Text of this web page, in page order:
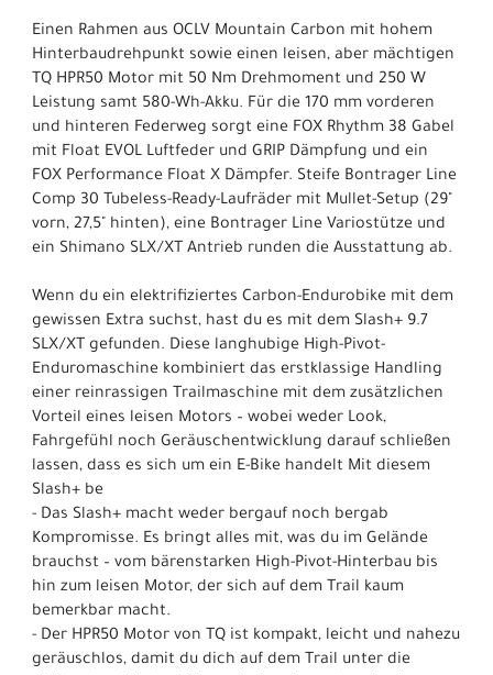
Einen Rahmen aus OCLV Mountain Carbon mit hohem
Hinterbaudrehpunkt sowie einen leisen, aber mächtigen
TQ HPR50 Motor mit 50 Nm Drehmoment und 250 W
Leistung samt 580-Wh-Akku. Für die 170 mm vorderen
und hinteren Federweg sorgt eine FOX Rhythm 38 Gabel
mit Float EVOL Luftfeder und GRIP Dämpfung und ein
FOX Performance Float X Dämpfer. Steife Bontrager Line
Comp 30 Tubeless-Ready-Laufräder mit Mullet-Setup (29"
vorn, 27,5" hinten), eine Bontrager Line Variostütze und
ein Shimano SLX/XT Antrieb runden die Ausstattung ab.
Wenn du ein elektrifiziertes Carbon-Endurobike mit dem
gewissen Extra suchst, hast du es mit dem Slash+ 9.7
SLX/XT gefunden. Diese langhubige High-Pivot-
Enduromaschine kombiniert das erstklassige Handling
einer reinrassigen Trailmaschine mit dem zusätzlichen
Vorteil eines leisen Motors – wobei weder Look,
Fahrgefühl noch Geräuschentwicklung darauf schließen
lassen, dass es sich um ein E-Bike handelt Mit diesem
Slash+ be
- Das Slash+ macht weder bergauf noch bergab
Kompromisse. Es bringt alles mit, was du im Gelände
brauchst – vom bärenstarken High-Pivot-Hinterbau bis
hin zum leisen Motor, der sich auf dem Trail kaum
bemerkbar macht.
- Der HPR50 Motor von TQ ist kompakt, leicht und nahezu
geräuschlos, damit du dich auf dem Trail unter die